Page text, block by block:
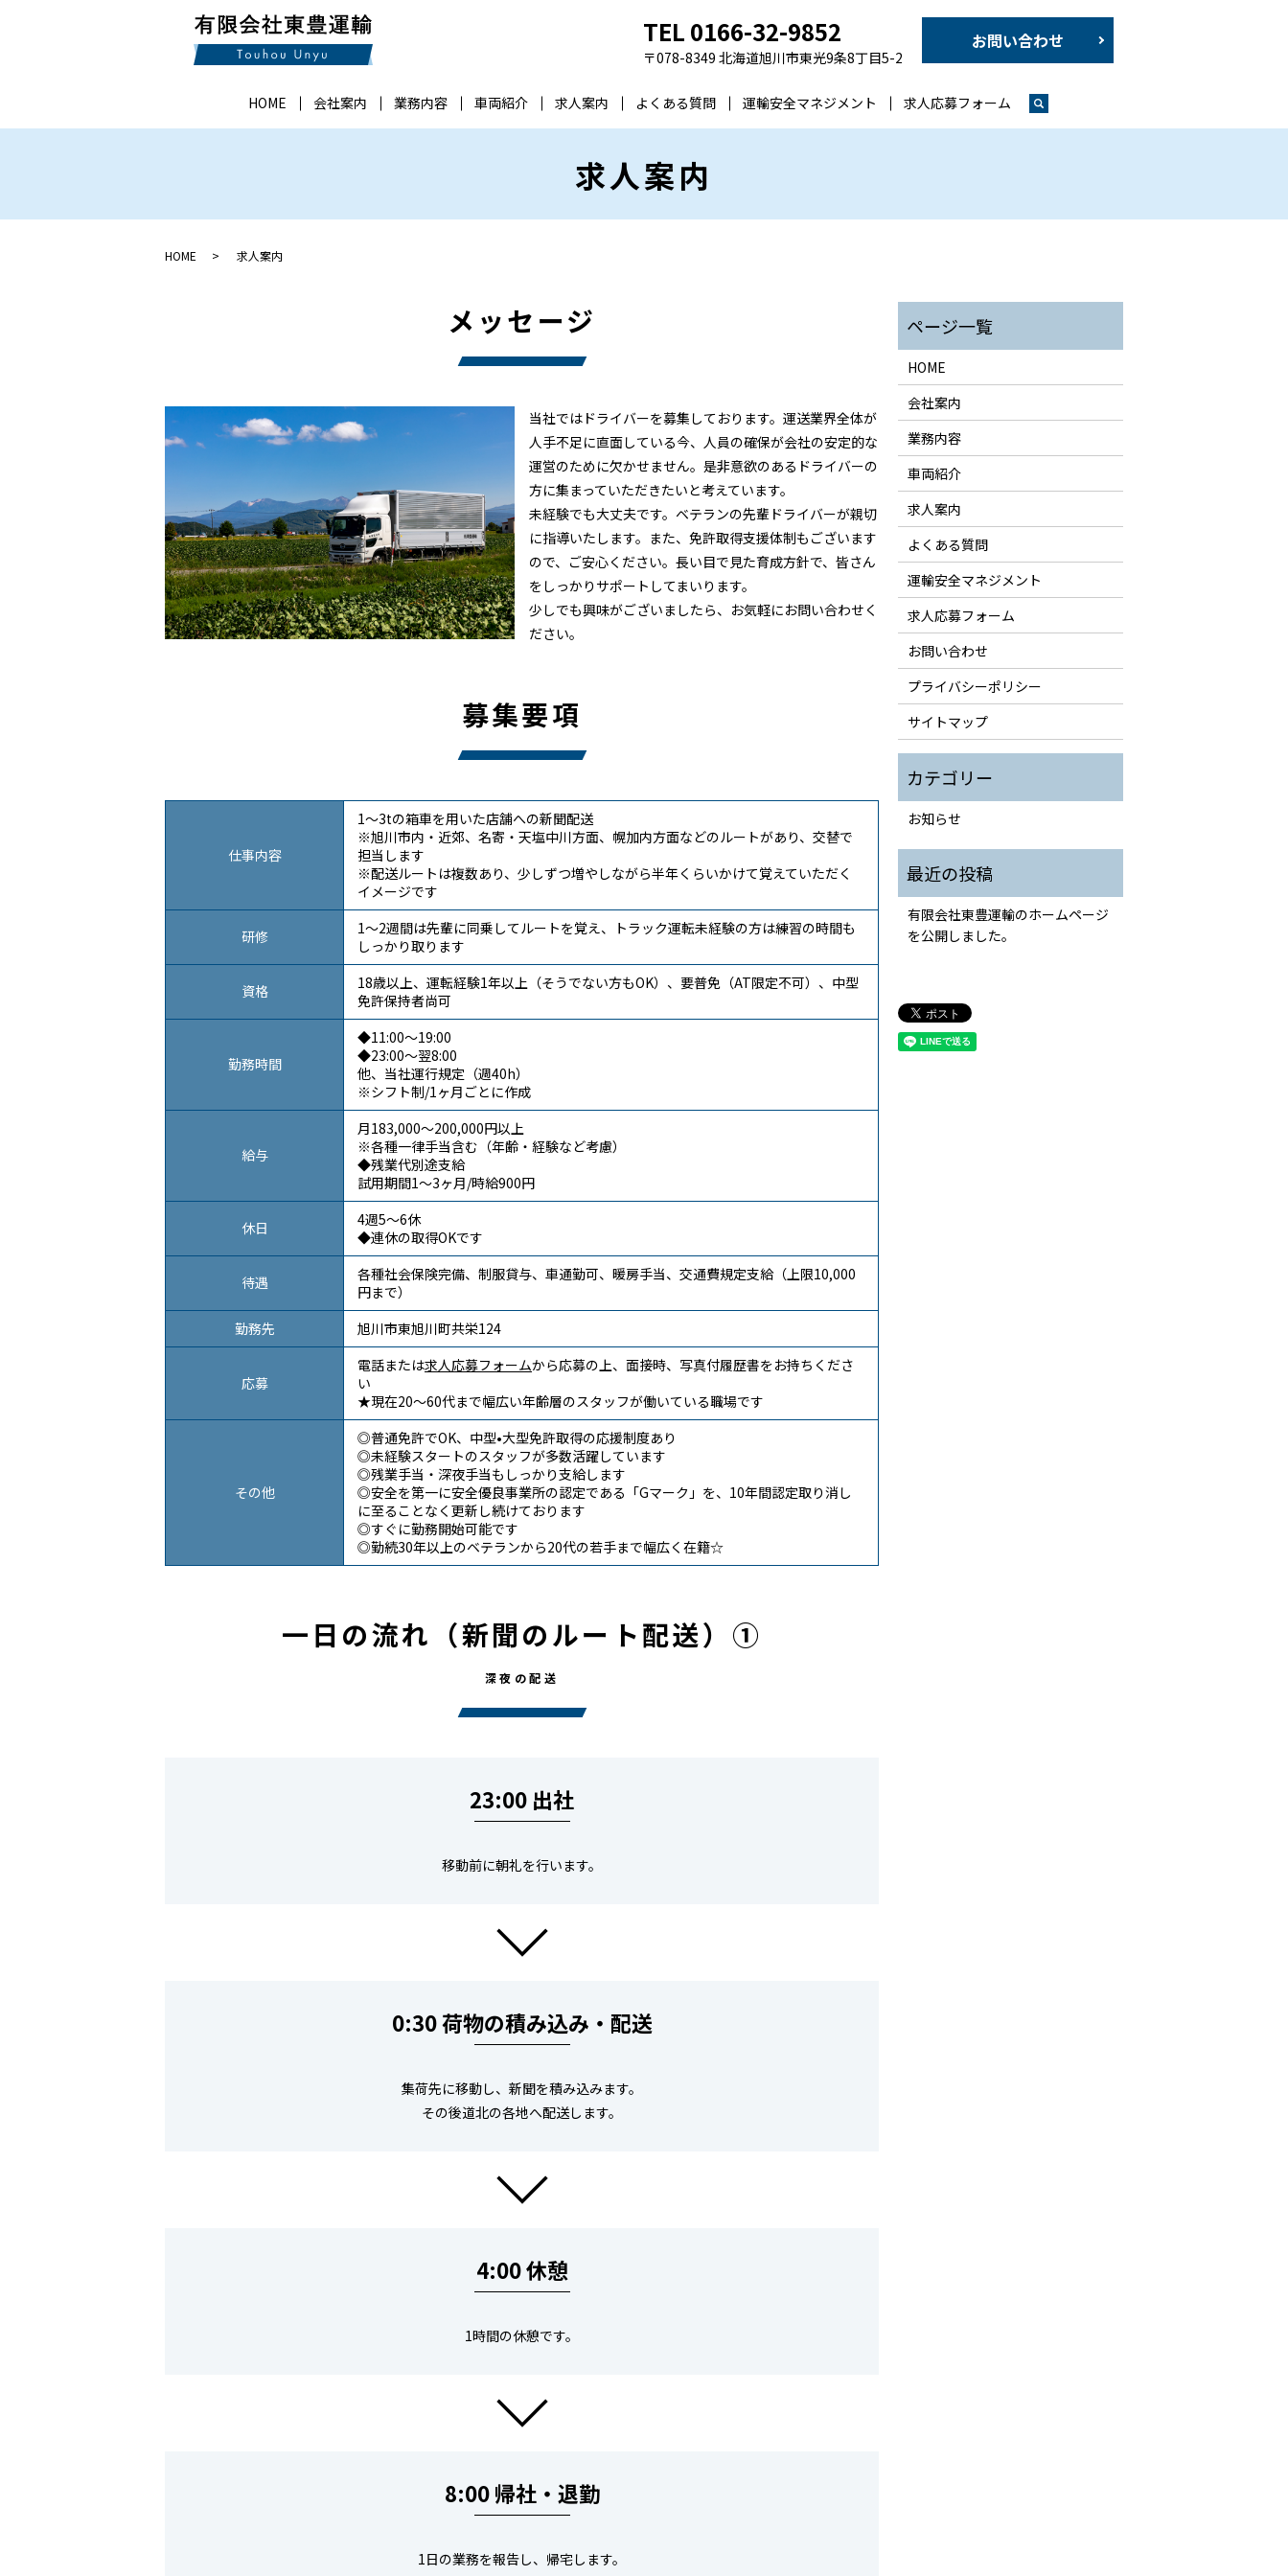
HOME 会社案内 業務内容 車両紹介 求人案内 よくある質問 運輸安全マネジメント 求人応募フォーム
TEL 0166-32-9852
〒078-8349 北海道旭川市東光9条8丁目5-2
お問い合わせ
求人案内
HOME 求人案内
メッセージ
当社ではドライバーを募集しております。運送業界全体が
人手不足に直面している今、人員の確保が会社の安定的な
運営のために欠かせません。是非意欲のあるドライバーの
方に集まっていただきたいと考えています。
未経験でも大丈夫です。ベテランの先輩ドライバーが親切
に指導いたします。また、免許取得支援体制もございます
ので、ご安心ください。長い目で見た育成方針で、皆さん
をしっかりサポートしてまいります。
少しでも興味がございましたら、お気軽にお問い合わせく
ださい。
募集要項
仕事内容
1～3tの箱車を用いた店舗への新聞配送
※旭川市内・近郊、名寄・天塩中川方面、幌加内方面などのルートがあり、交替で
担当します
※配送ルートは複数あり、少しずつ増やしながら半年くらいかけて覚えていただく
イメージです
研修
1～2週間は先輩に同乗してルートを覚え、トラック運転未経験の方は練習の時間も
しっかり取ります
資格
18歳以上、運転経験1年以上（そうでない方もOK）、要普免（AT限定不可）、中型
免許保持者尚可
勤務時間
◆11:00～19:00
◆23:00～翌8:00
他、当社運行規定（週40h）
※シフト制/1ヶ月ごとに作成
給与
月183,000～200,000円以上
※各種一律手当含む（年齢・経験など考慮）
◆残業代別途支給
試用期間1～3ヶ月/時給900円
休日
4週5～6休
◆連休の取得OKです
待遇
各種社会保険完備、制服貸与、車通勤可、暖房手当、交通費規定支給（上限10,000
円まで）
勤務先
旭川市東旭川町共栄124
応募
電話または求人応募フォームから応募の上、面接時、写真付履歴書をお持ちくださ
い
★現在20～60代まで幅広い年齢層のスタッフが働いている職場です
その他
◎普通免許でOK、中型•大型免許取得の応援制度あり
◎未経験スタートのスタッフが多数活躍しています
◎残業手当・深夜手当もしっかり支給します
◎安全を第一に安全優良事業所の認定である「Gマーク」を、10年間認定取り消し
に至ることなく更新し続けております
◎すぐに勤務開始可能です
◎勤続30年以上のベテランから20代の若手まで幅広く在籍☆
一日の流れ（新聞のルート配送）①
深夜の配送
23:00 出社
移動前に朝礼を行います。
0:30 荷物の積み込み・配送
集荷先に移動し、新聞を積み込みます。
その後道北の各地へ配送します。
4:00 休憩
1時間の休憩です。
8:00 帰社・退勤
1日の業務を報告し、帰宅します。
HOME
会社案内
業務内容
車両紹介
求人案内
よくある質問
運輸安全マネジメント
求人応募フォーム
お問い合わせ
プライバシーポリシー
サイトマップ
お知らせ
有限会社東豊運輸のホームページ
を公開しました。